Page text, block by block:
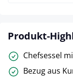
Produkt-
Chefsessel
Bezug aus